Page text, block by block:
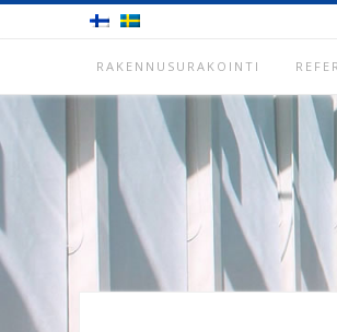
Skip
RAKENNUSURAKOINTI